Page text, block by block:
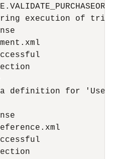
execution of trigger
definition for